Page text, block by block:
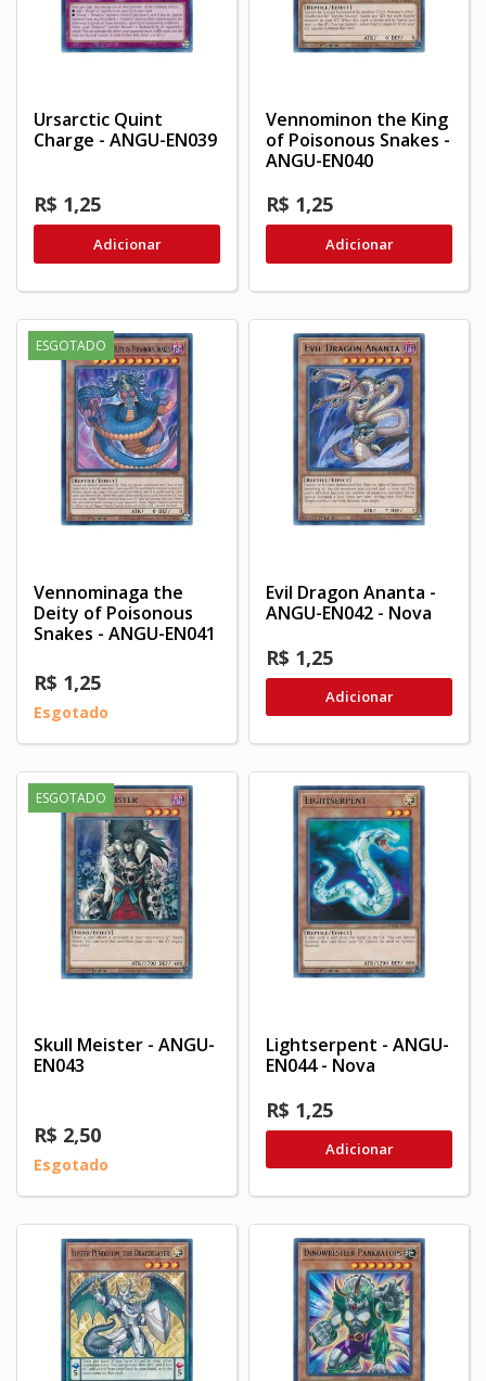
Ursarctic Quint
Charge - ANGU-EN039
R$ 1,25
Adicionar
Vennominon the King
of Poisonous Snakes -
ANGU-EN040
R$ 1,25
Adicionar
ESGOTADO
Vennominaga the
Deity of Poisonous
Snakes - ANGU-EN041
R$ 1,25
Esgotado
Evil Dragon Ananta -
ANGU-EN042 - Nova
R$ 1,25
Adicionar
ESGOTADO
Skull Meister - ANGU-
EN043
R$ 2,50
Esgotado
Lightserpent - ANGU-
EN044 - Nova
R$ 1,25
Adicionar